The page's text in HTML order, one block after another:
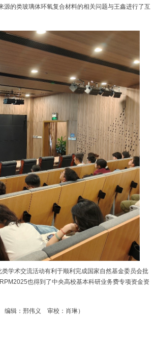
的类玻璃体环氧复合材料的相关问题与王鑫进行了互
学术交流活动有利于顺利完成国家自然基金委员会批
也得到了中央高校基本科研业务费专项资金资
编辑：邢伟义 审校：肖琳）